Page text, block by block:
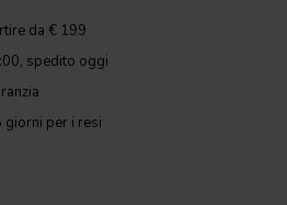
da € 199
spedito oggi
giorni per i resi